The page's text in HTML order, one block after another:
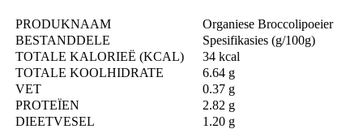
PRODUKNAAM
Organiese Broccolipoeier
BESTANDDELE
Spesifikasies (g/100g)
TOTALE KALORIEË (KCAL)
34 kcal
TOTALE KOOLHIDRATE
6.64 g
VET
0.37 g
PROTEÏEN
2.82 g
DIEETVESEL
1.20 g